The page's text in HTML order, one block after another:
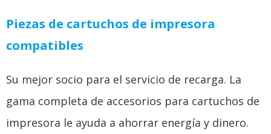
Piezas de cartuchos de impresora
compatibles
Su mejor socio para el servicio de recarga. La
gama completa de accesorios para cartuchos de
impresora le ayuda a ahorrar energía y dinero.